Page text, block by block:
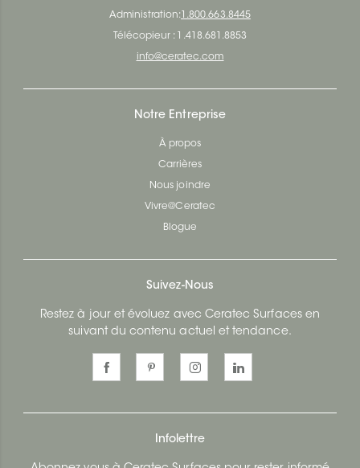
Administration: 1.800.663.8445
Télécopieur : 1.418.681.8853
info@ceratec.com
Notre Entreprise
À propos
Carrières
Nous joindre
Vivre@Ceratec
Blogue
Suivez-Nous
Restez à jour et évoluez avec Ceratec Surfaces en
suivant du contenu actuel et tendance.
Infolettre